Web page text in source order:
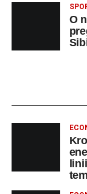
al competiției
LUNI, 24
Ora 18.00–
trupele de teatru
Fanfarei
O